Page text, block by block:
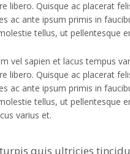
libero. Quisque ac placerat
ac ante ipsum primis in
tellus, ut pellentesque
vel sapien et lacus tempus
libero. Quisque ac placerat
ac ante ipsum primis in
tellus, ut pellentesque
varius et.
quis ultricies